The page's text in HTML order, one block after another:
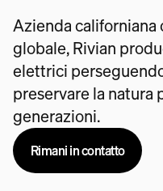
Azienda californiana
globale, Rivian
elettrici
preservare la natura
generazioni.
Rimani in contatto